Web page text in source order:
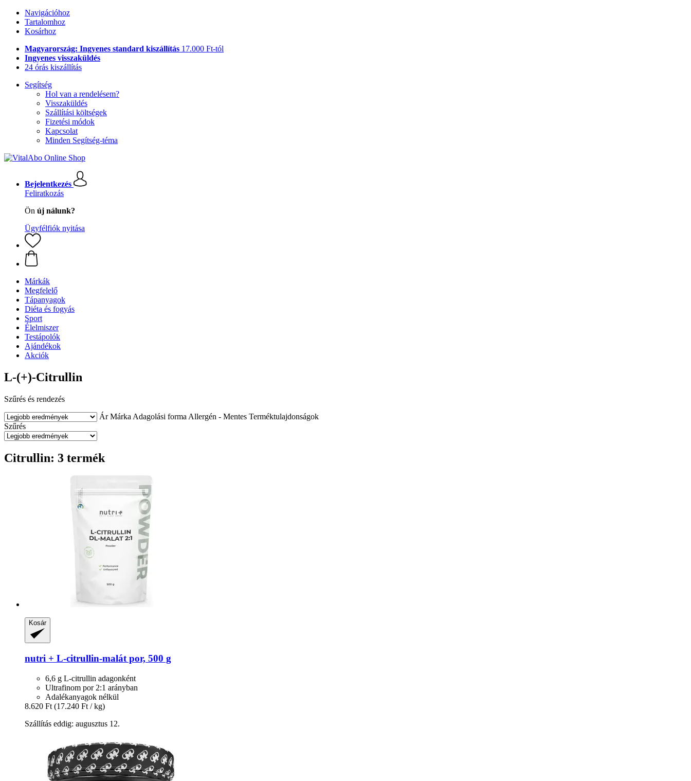
Navigációhoz
Tartalomhoz
Kosárhoz
Magyarország: Ingyenes standard kiszállítás 17.000 Ft-tól
Ingyenes visszaküldés
24 órás kiszállítás
Segítség
Hol van a rendelésem?
Visszaküldés
Szállítási költségek
Fizetési módok
Kapcsolat
Minden Segítség-téma
Bejelentkezés
Feliratkozás
Ön új nálunk?
Ügyfélfiók nyitása
Márkák
Megfelelő
Tápanyagok
Diéta és fogyás
Sport
Élelmiszer
Testápolók
Ajándékok
Akciók
L-(+)-Citrullin
Szűrés és rendezés
Ár Márka Adagolási forma Allergén - Mentes Terméktulajdonságok
Szűrés
Citrullin: 3 termék
Kosár
nutri + L-​citrullin-​malát por, 500 g
6,6 g L-citrullin adagonként
Ultrafinom por 2:1 arányban
Adalékanyagok nélkül
8.620 Ft (17.240 Ft / kg)
Szállítás eddig: augusztus 12.